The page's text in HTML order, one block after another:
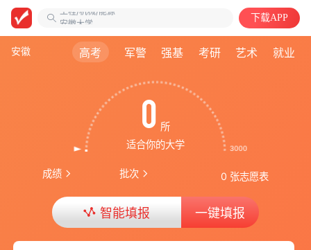
安徽大学
下载APP
安徽 高考 军警 强基 考研 艺术 就业
0 所
适合你的大学
成绩 批次 0 张志愿表
智能填报 一键填报